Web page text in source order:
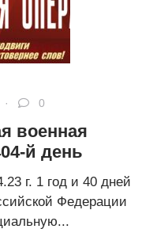
· 0
военная
й день
г. 1 год и 40 дней
Федерации